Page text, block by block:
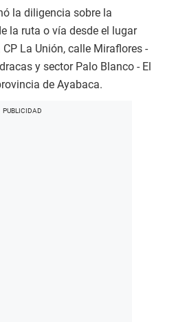
la diligencia sobre la
la ruta o vía desde el lugar
La Unión, calle Miraflores -
y sector Palo Blanco - El
de Ayabaca.